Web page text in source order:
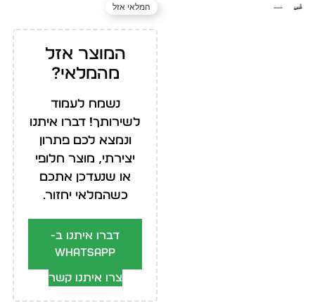
המלאי אזל
המוצר אזל
מהמלאי?
נשמח לעמוד
לשירותך! דברו איתנו
ונמצא לכם פתרון
יצירתי, מוצר חלופי
או שנעדכן אתכם
כשהמלאי יחזור.
דברו איתנו ב-
WhatsApp
צרו איתנו קשר